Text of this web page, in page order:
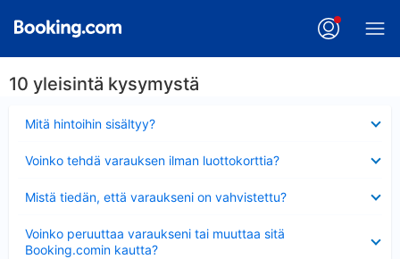
10 yleisintä kysymystä
Mitä hintoihin sisältyy?
Voinko tehdä varauksen ilman luottokorttia?
Mistä tiedän, että varaukseni on vahvistettu?
Voinko peruuttaa varaukseni tai muuttaa sitä
Booking.comin kautta?